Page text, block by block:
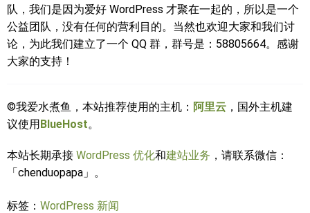
队，我们是因为爱好 WordPress 才聚在一起的，所以是一个
公益团队，没有任何的营利目的。当然也欢迎大家和我们讨
论，为此我们建立了一个 QQ 群，群号是：58805664。感谢
大家的支持！
©我爱水煮鱼，本站推荐使用的主机： 阿里云 ，国外主机建
议使用BlueHost。
本站长期承接 WordPress 优化和建站业务 ，请联系微信：
「chenduopapa」。
标签： WordPress 新闻